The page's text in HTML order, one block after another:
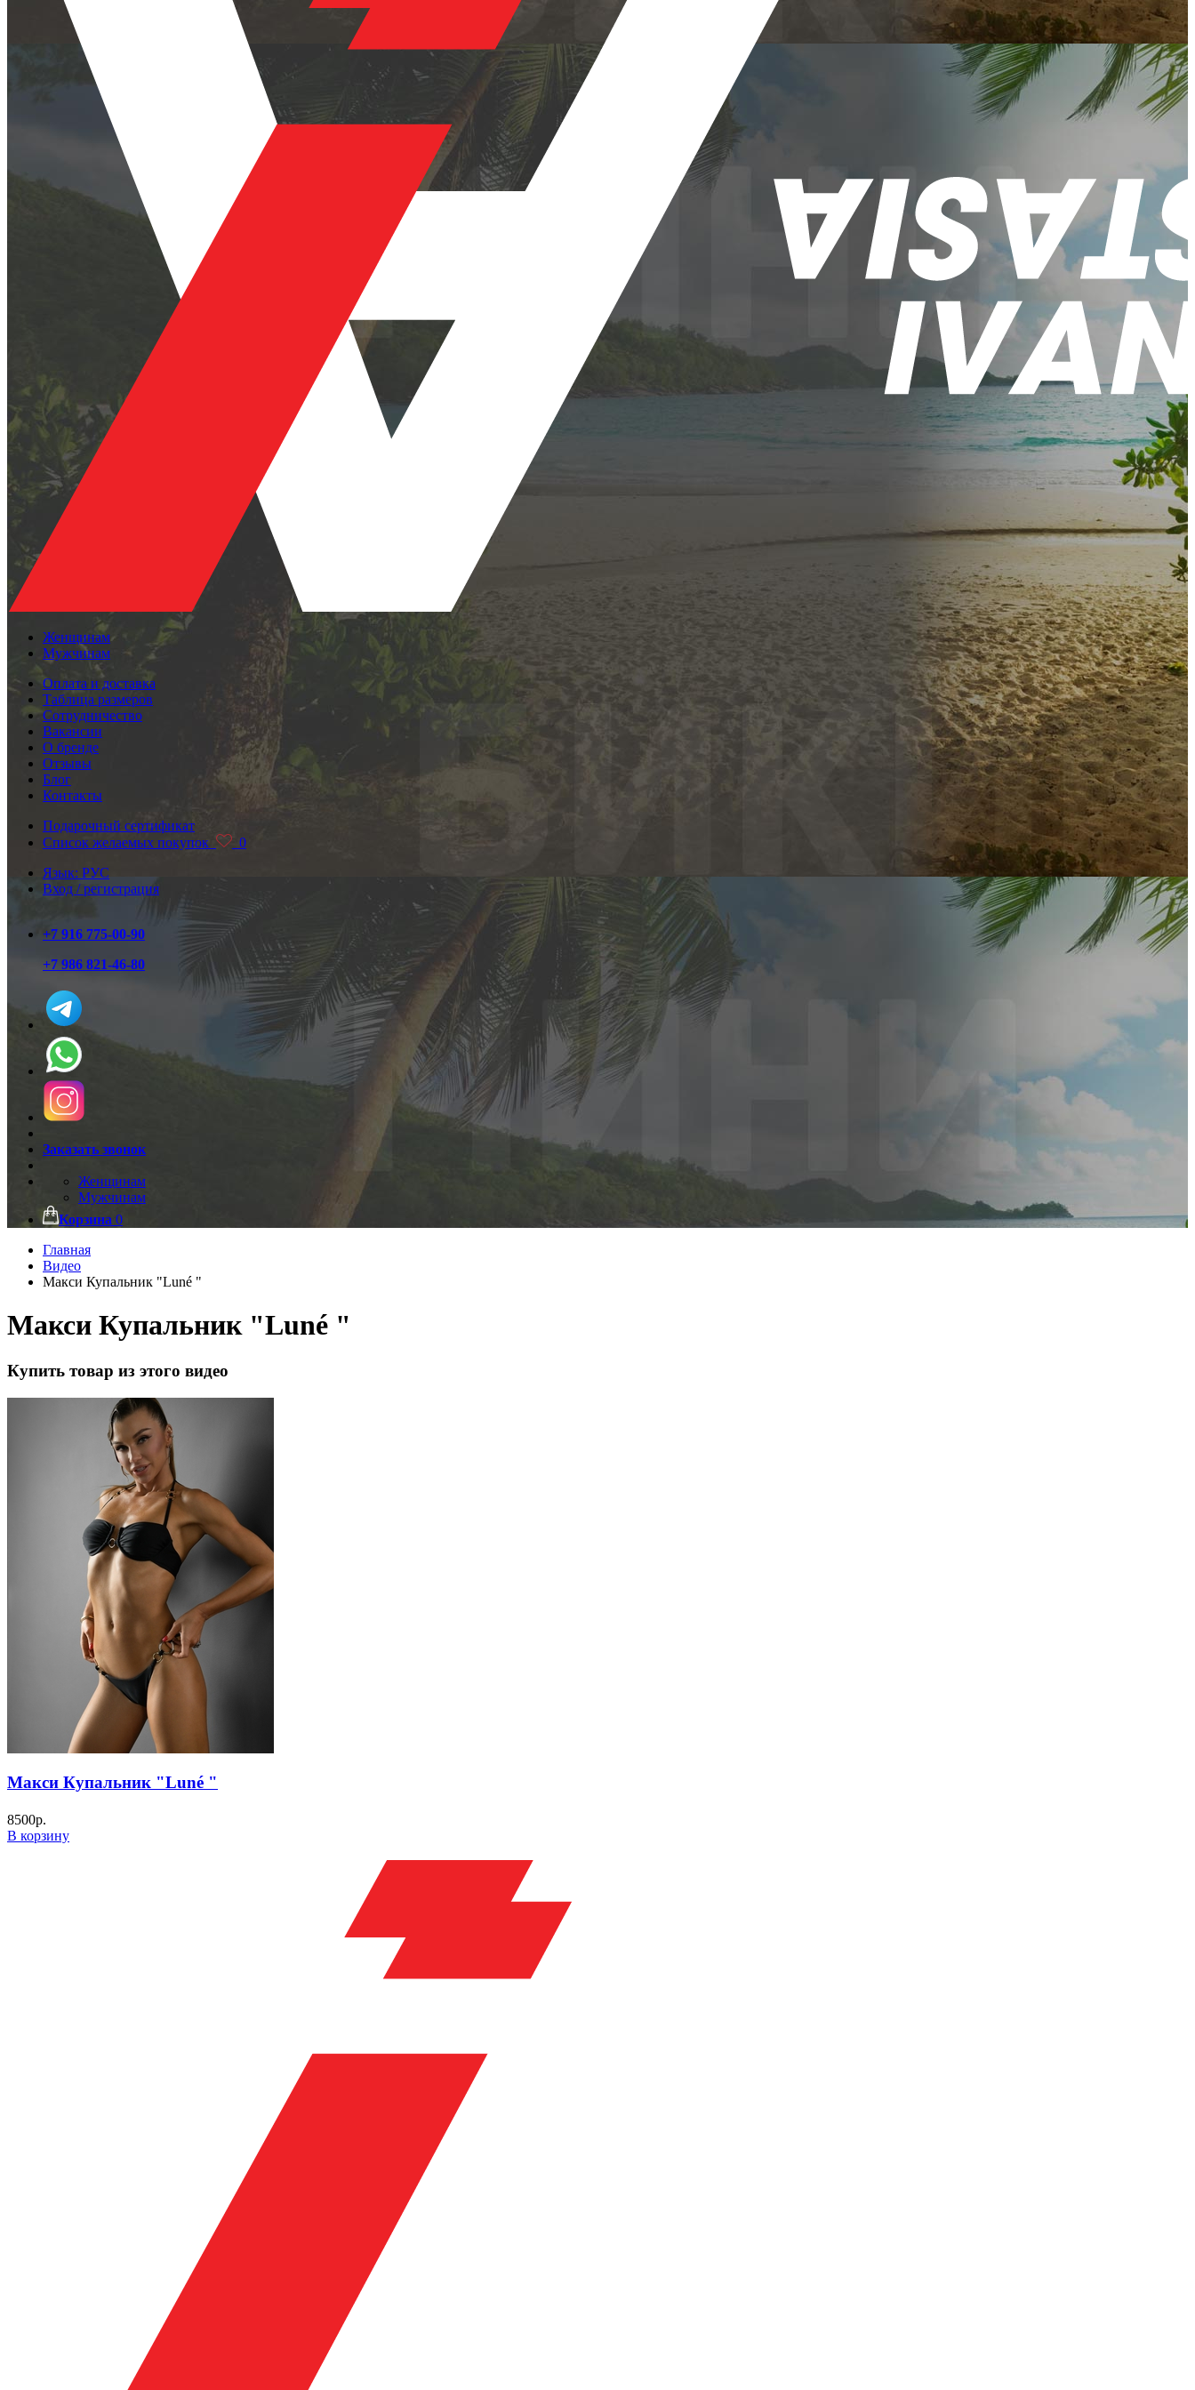
Женщинам
Мужчинам
Оплата и доставка
Таблица размеров
Сотрудничество
Вакансии
О бренде
Отзывы
Блог
Контакты
Подарочный сертификат
Список желаемых покупок
0
Язык: РУС
Вход / регистрация
+7 916 775-00-90
+7 986 821-46-80
Заказать звонок
Женщинам
Мужчинам
Корзина 0
Главная
Видео
Макси Купальник "Luné "
Макси Купальник "Luné "
Купить товар из этого видео
Макси Купальник "Luné "
8500р.
В корзину